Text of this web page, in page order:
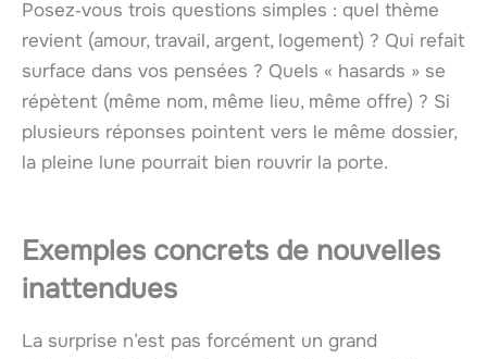
Posez‑vous trois questions simples : quel thème
revient (amour, travail, argent, logement) ? Qui refait
surface dans vos pensées ? Quels « hasards » se
répètent (même nom, même lieu, même offre) ? Si
plusieurs réponses pointent vers le même dossier,
la pleine lune pourrait bien rouvrir la porte.
Exemples concrets de nouvelles
inattendues
La surprise n’est pas forcément un grand